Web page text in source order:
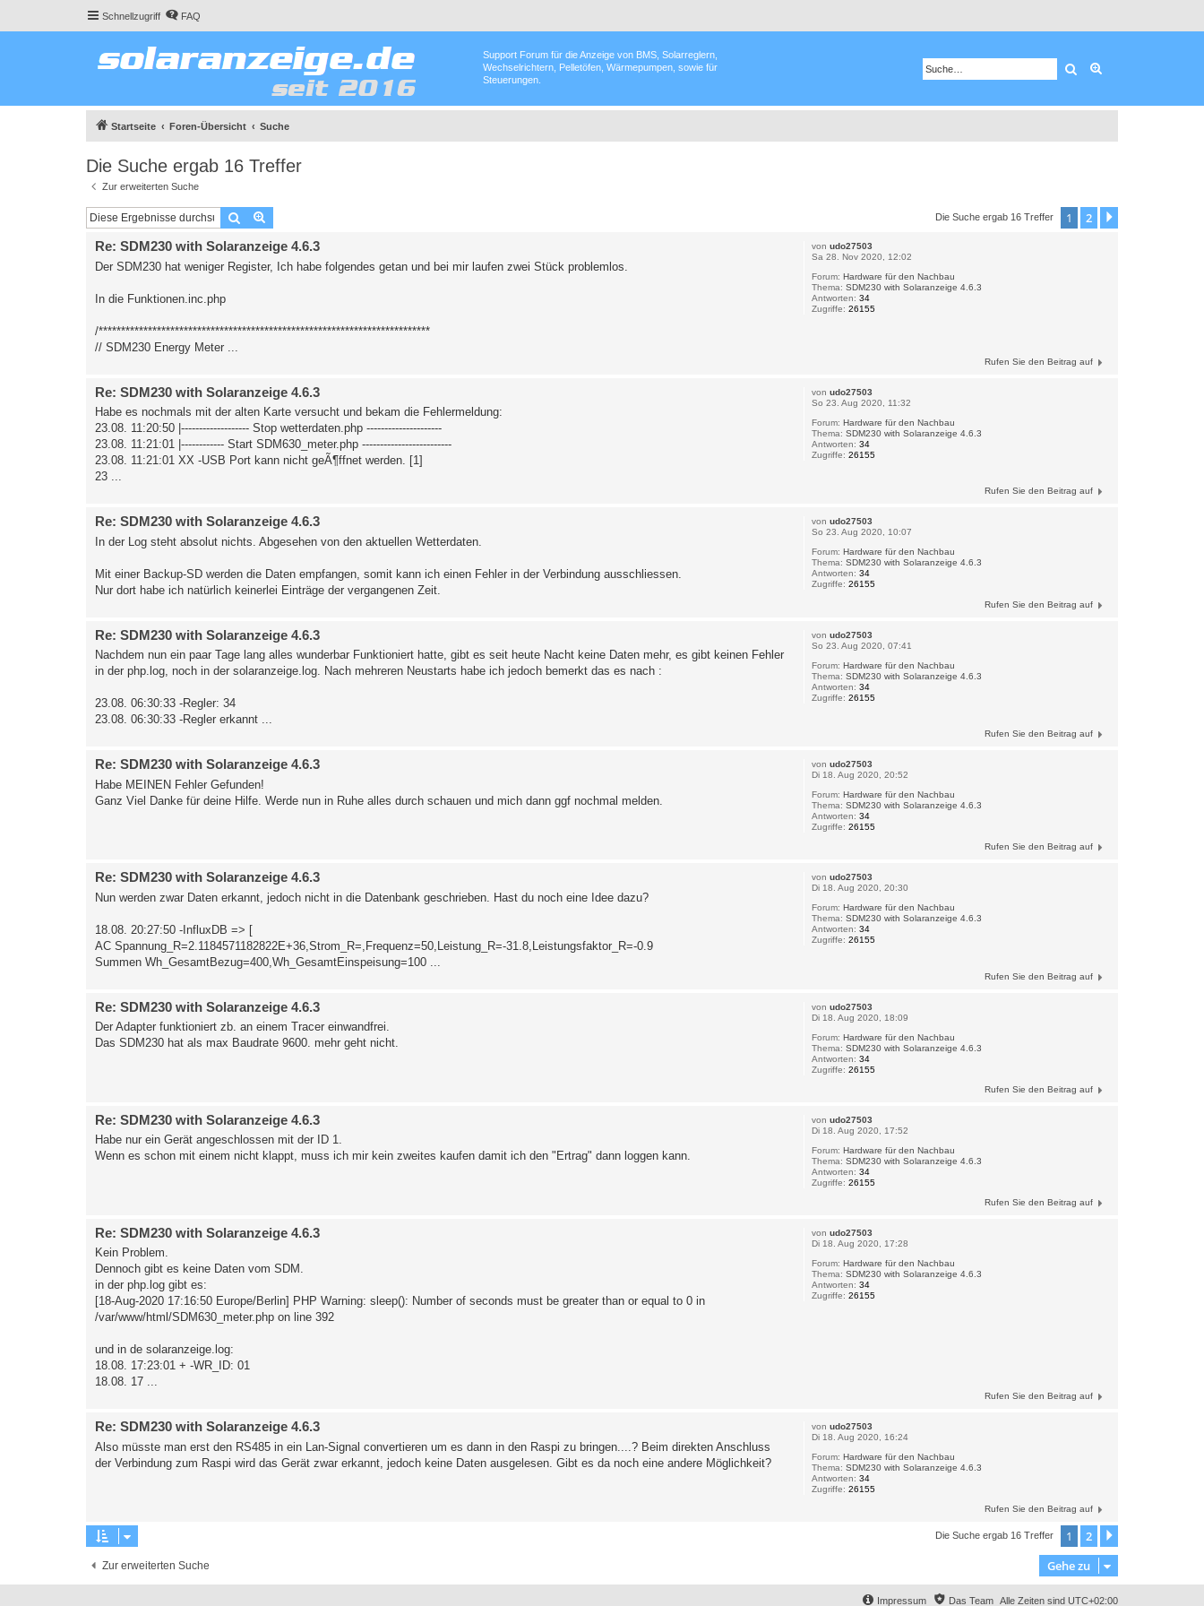
Schnellzugriff FAQ
Support Forum für die Anzeige von BMS, Solarreglern,
Wechselrichtern, Pelletöfen, Wärmepumpen, sowie für
Steuerungen.
Suche
Startseite Foren-Übersicht Suche
Die Suche ergab 16 Treffer
Zur erweiterten Suche
Suche Die Suche ergab 16 Treffer 1 2
vonudo27503
Sa 28. Nov 2020, 12:02
Forum:Hardware für den Nachbau
Thema:SDM230 with Solaranzeige 4.6.3
Antworten:34
Zugriffe:26155
Re: SDM230 with Solaranzeige 4.6.3
Der SDM230 hat weniger Register, Ich habe folgendes getan und bei mir laufen zwei Stück problemlos.
In die Funktionen.inc.php
/**************************************************************************
// SDM230 Energy Meter ...
Rufen Sie den Beitrag auf
vonudo27503
So 23. Aug 2020, 11:32
Forum:Hardware für den Nachbau
Thema:SDM230 with Solaranzeige 4.6.3
Antworten:34
Zugriffe:26155
Re: SDM230 with Solaranzeige 4.6.3
Habe es nochmals mit der alten Karte versucht und bekam die Fehlermeldung:
23.08. 11:20:50 |------------------- Stop wetterdaten.php ---------------------
23.08. 11:21:01 |------------ Start SDM630_meter.php -------------------------
23.08. 11:21:01 XX -USB Port kann nicht geÃ¶ffnet werden. [1]
23 ...
Rufen Sie den Beitrag auf
vonudo27503
So 23. Aug 2020, 10:07
Forum:Hardware für den Nachbau
Thema:SDM230 with Solaranzeige 4.6.3
Antworten:34
Zugriffe:26155
Re: SDM230 with Solaranzeige 4.6.3
In der Log steht absolut nichts. Abgesehen von den aktuellen Wetterdaten.
Mit einer Backup-SD werden die Daten empfangen, somit kann ich einen Fehler in der Verbindung ausschliessen.
Nur dort habe ich natürlich keinerlei Einträge der vergangenen Zeit.
Rufen Sie den Beitrag auf
vonudo27503
So 23. Aug 2020, 07:41
Forum:Hardware für den Nachbau
Thema:SDM230 with Solaranzeige 4.6.3
Antworten:34
Zugriffe:26155
Re: SDM230 with Solaranzeige 4.6.3
Nachdem nun ein paar Tage lang alles wunderbar Funktioniert hatte, gibt es seit heute Nacht keine Daten mehr, es gibt keinen Fehler
in der php.log, noch in der solaranzeige.log. Nach mehreren Neustarts habe ich jedoch bemerkt das es nach :
23.08. 06:30:33 -Regler: 34
23.08. 06:30:33 -Regler erkannt ...
Rufen Sie den Beitrag auf
vonudo27503
Di 18. Aug 2020, 20:52
Forum:Hardware für den Nachbau
Thema:SDM230 with Solaranzeige 4.6.3
Antworten:34
Zugriffe:26155
Re: SDM230 with Solaranzeige 4.6.3
Habe MEINEN Fehler Gefunden!
Ganz Viel Danke für deine Hilfe. Werde nun in Ruhe alles durch schauen und mich dann ggf nochmal melden.
Rufen Sie den Beitrag auf
vonudo27503
Di 18. Aug 2020, 20:30
Forum:Hardware für den Nachbau
Thema:SDM230 with Solaranzeige 4.6.3
Antworten:34
Zugriffe:26155
Re: SDM230 with Solaranzeige 4.6.3
Nun werden zwar Daten erkannt, jedoch nicht in die Datenbank geschrieben. Hast du noch eine Idee dazu?
18.08. 20:27:50 -InfluxDB => [
AC Spannung_R=2.1184571182822E+36,Strom_R=,Frequenz=50,Leistung_R=-31.8,Leistungsfaktor_R=-0.9
Summen Wh_GesamtBezug=400,Wh_GesamtEinspeisung=100 ...
Rufen Sie den Beitrag auf
vonudo27503
Di 18. Aug 2020, 18:09
Forum:Hardware für den Nachbau
Thema:SDM230 with Solaranzeige 4.6.3
Antworten:34
Zugriffe:26155
Re: SDM230 with Solaranzeige 4.6.3
Der Adapter funktioniert zb. an einem Tracer einwandfrei.
Das SDM230 hat als max Baudrate 9600. mehr geht nicht.
Rufen Sie den Beitrag auf
vonudo27503
Di 18. Aug 2020, 17:52
Forum:Hardware für den Nachbau
Thema:SDM230 with Solaranzeige 4.6.3
Antworten:34
Zugriffe:26155
Re: SDM230 with Solaranzeige 4.6.3
Habe nur ein Gerät angeschlossen mit der ID 1.
Wenn es schon mit einem nicht klappt, muss ich mir kein zweites kaufen damit ich den "Ertrag" dann loggen kann.
Rufen Sie den Beitrag auf
vonudo27503
Di 18. Aug 2020, 17:28
Forum:Hardware für den Nachbau
Thema:SDM230 with Solaranzeige 4.6.3
Antworten:34
Zugriffe:26155
Re: SDM230 with Solaranzeige 4.6.3
Kein Problem.
Dennoch gibt es keine Daten vom SDM.
in der php.log gibt es:
[18-Aug-2020 17:16:50 Europe/Berlin] PHP Warning: sleep(): Number of seconds must be greater than or equal to 0 in
/var/www/html/SDM630_meter.php on line 392
und in de solaranzeige.log:
18.08. 17:23:01 + -WR_ID: 01
18.08. 17 ...
Rufen Sie den Beitrag auf
vonudo27503
Di 18. Aug 2020, 16:24
Forum:Hardware für den Nachbau
Thema:SDM230 with Solaranzeige 4.6.3
Antworten:34
Zugriffe:26155
Re: SDM230 with Solaranzeige 4.6.3
Also müsste man erst den RS485 in ein Lan-Signal convertieren um es dann in den Raspi zu bringen....? Beim direkten Anschluss
der Verbindung zum Raspi wird das Gerät zwar erkannt, jedoch keine Daten ausgelesen. Gibt es da noch eine andere Möglichkeit?
Rufen Sie den Beitrag auf
Die Suche ergab 16 Treffer 1 2
Zur erweiterten Suche Gehe zu
Alle Zeiten sind UTC+02:00
Das Team
Impressum